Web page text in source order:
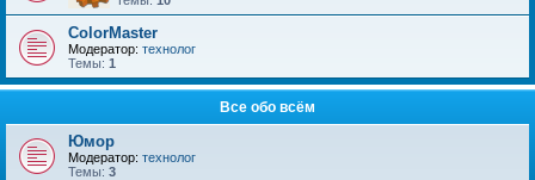
ColorMaster
Модератор: технолог
Темы: 1
Все обо всём
Юмор
Модератор: технолог
Темы: 3